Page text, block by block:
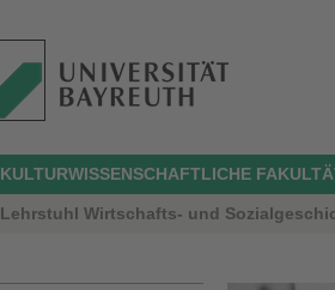
KULTURWISSENSCHAFTLICHE
Lehrstuhl Wirtschafts- und